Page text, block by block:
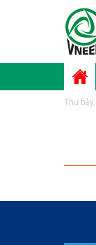
Thứ